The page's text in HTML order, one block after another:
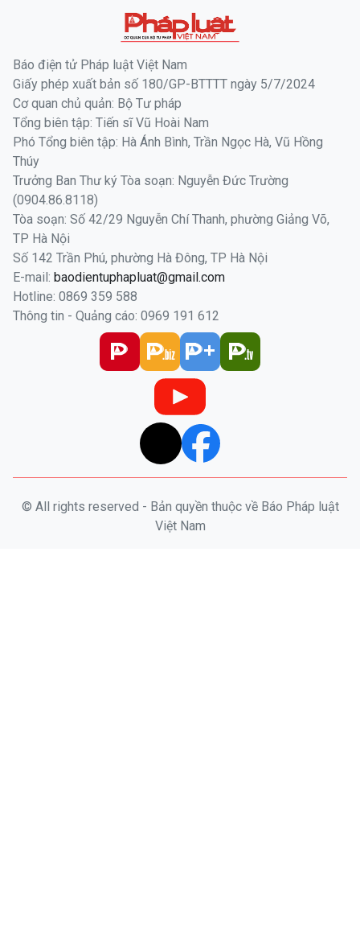
Báo điện tử Pháp luật Việt Nam
Giấy phép xuất bản số 180/GP-BTTTT ngày 5/7/2024
Cơ quan chủ quản: Bộ Tư pháp
Tổng biên tập: Tiến sĩ Vũ Hoài Nam
Phó Tổng biên tập: Hà Ánh Bình, Trần Ngọc Hà, Vũ Hồng
Thúy
Trưởng Ban Thư ký Tòa soạn: Nguyễn Đức Trường
(0904.86.8118)
Tòa soạn: Số 42/29 Nguyễn Chí Thanh, phường Giảng Võ,
TP Hà Nội
Số 142 Trần Phú, phường Hà Đông, TP Hà Nội
E-mail: baodientuphapluat@gmail.com
Hotline: 0869 359 588
Thông tin - Quảng cáo: 0969 191 612
© All rights reserved - Bản quyền thuộc về Báo Pháp luật
Việt Nam